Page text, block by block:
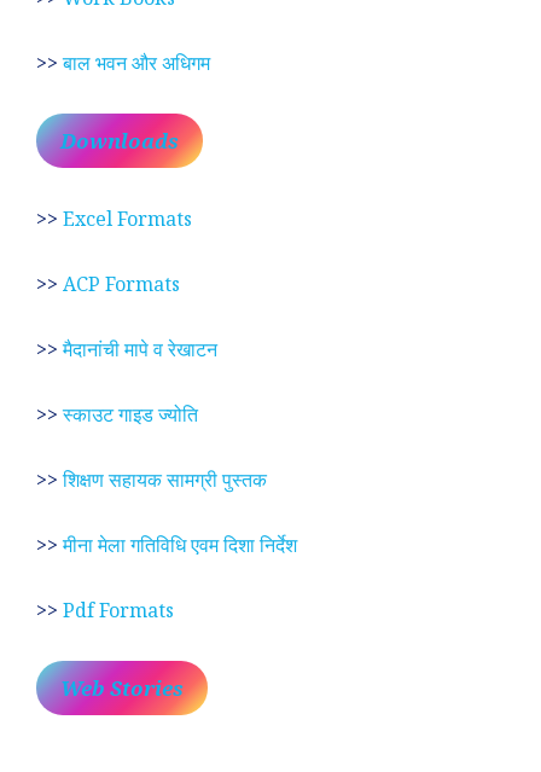
>>बाल भवन और अधिगम
Downloads
>> Excel Formats
>> ACP Formats
>>मैदानांची मापे व रेखाटन
>>स्काउट गाइड ज्योति
>>शिक्षण सहायक सामग्री पुस्तक
>>मीना मेला गतिविधि एवम दिशा निर्देश
>> Pdf Formats
Web Stories